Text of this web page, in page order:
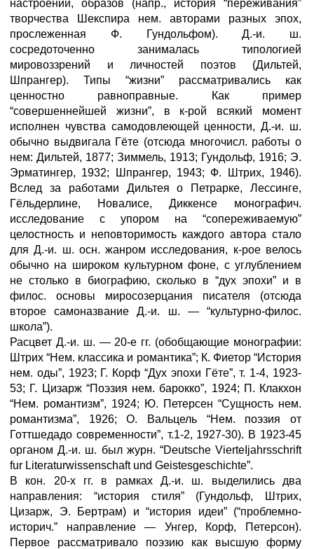
настроений, образов (напр., история “переживания”
творчества Шекспира нем. авторами разных эпох,
прослеженная Ф. Гундольфом). Д.-и. ш.
сосредоточенно занималась типологией
мировоззрений и личностей поэтов (Дильтей,
Шпрангер). Типы “жизни” рассматривались как
ценностно равноправные. Как пример
“совершеннейшей жизни”, в к-рой всякий момент
исполнен чувства самодовлеющей ценности, Д.-и. ш.
обычно выдвигала Гёте (отсюда многочисл. работы о
нем: Дильтей, 1877; Зиммель, 1913; Гундольф, 1916; Э.
Эрматингер, 1932; Шпрангер, 1943; Ф. Штрих, 1946).
Вслед за работами Дильтея о Петрарке, Лессинге,
Гёльдерлине, Новалисе, Диккенсе монографич.
исследование с упором на “сопереживаемую”
целостность и неповторимость каждого автора стало
для Д.-и. ш. осн. жанром исследования, к-рое велось
обычно на широком культурном фоне, с углублением
не столько в биографию, сколько в “дух эпохи” и в
филос. основы миросозерцания писателя (отсюда
второе самоназвание Д.-и. ш. — “культурно-филос.
школа”).
Расцвет Д.-и. ш. — 20-е гг. (обобщающие монографии:
Штрих “Нем. классика и романтика”; К. Фиетор “История
нем. оды”, 1923; Г. Корф “Дух эпохи Гёте”, т. 1-4, 1923-
53; Г. Цизарж “Поэзия нем. барокко”, 1924; П. Клакхон
“Нем. романтизм”, 1924; Ю. Петерсен “Сущность нем.
романтизма”, 1926; О. Вальцель “Нем. поэзия от
Готтшедадо современности”, т.1-2, 1927-30). В 1923-45
органом Д.-и. ш. был журн. “Deutsche VierteIjahrsschrift
fur Literaturwissenschaft und Geistesgeschichte”.
В кон. 20-х гг. в рамках Д.-и. ш. выделились два
направления: “история стиля” (Гундольф, Штрих,
Цизарж, Э. Бертрам) и “история идеи” (“проблемно-
историч.” направление — Унгер, Корф, Петерсон).
Первое рассматривало поэзию как высшую форму